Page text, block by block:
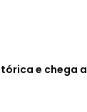
e chega